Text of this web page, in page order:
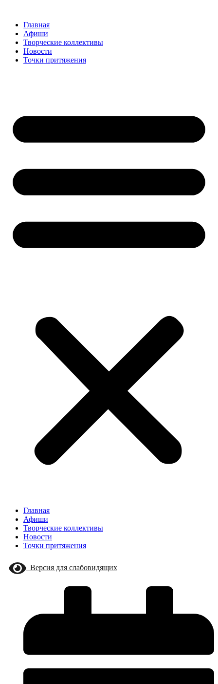
содержимому
Главная
Афиши
Творческие коллективы
Новости
Точки притяжения
Главная
Афиши
Творческие коллективы
Новости
Точки притяжения
Версия для слабовидящих